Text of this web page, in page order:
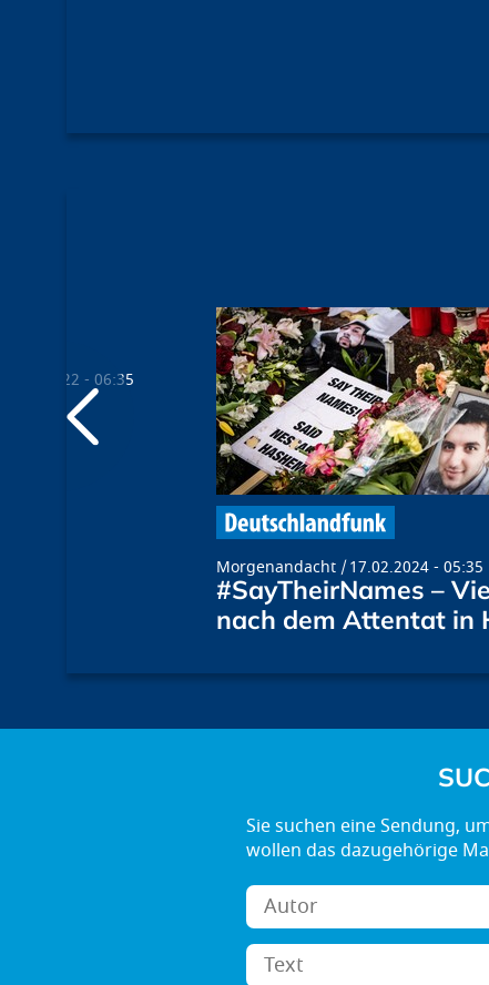
19.08.2022 - 06:35
Morgenandacht 17.02.2024 - 05:35
#SayTheirNames –
nach dem Attentat in